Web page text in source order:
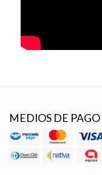
MEDIOS DE PAGO